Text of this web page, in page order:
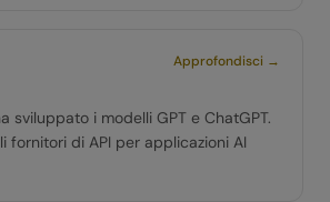
Approfondisci →
sviluppato i modelli GPT e ChatGPT.
fornitori di API per applicazioni AI